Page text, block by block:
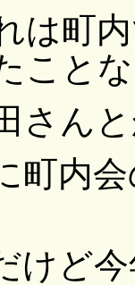
は町
こと
さん
町内
けど